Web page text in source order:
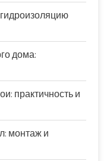
дома:
практичность и
монтаж и